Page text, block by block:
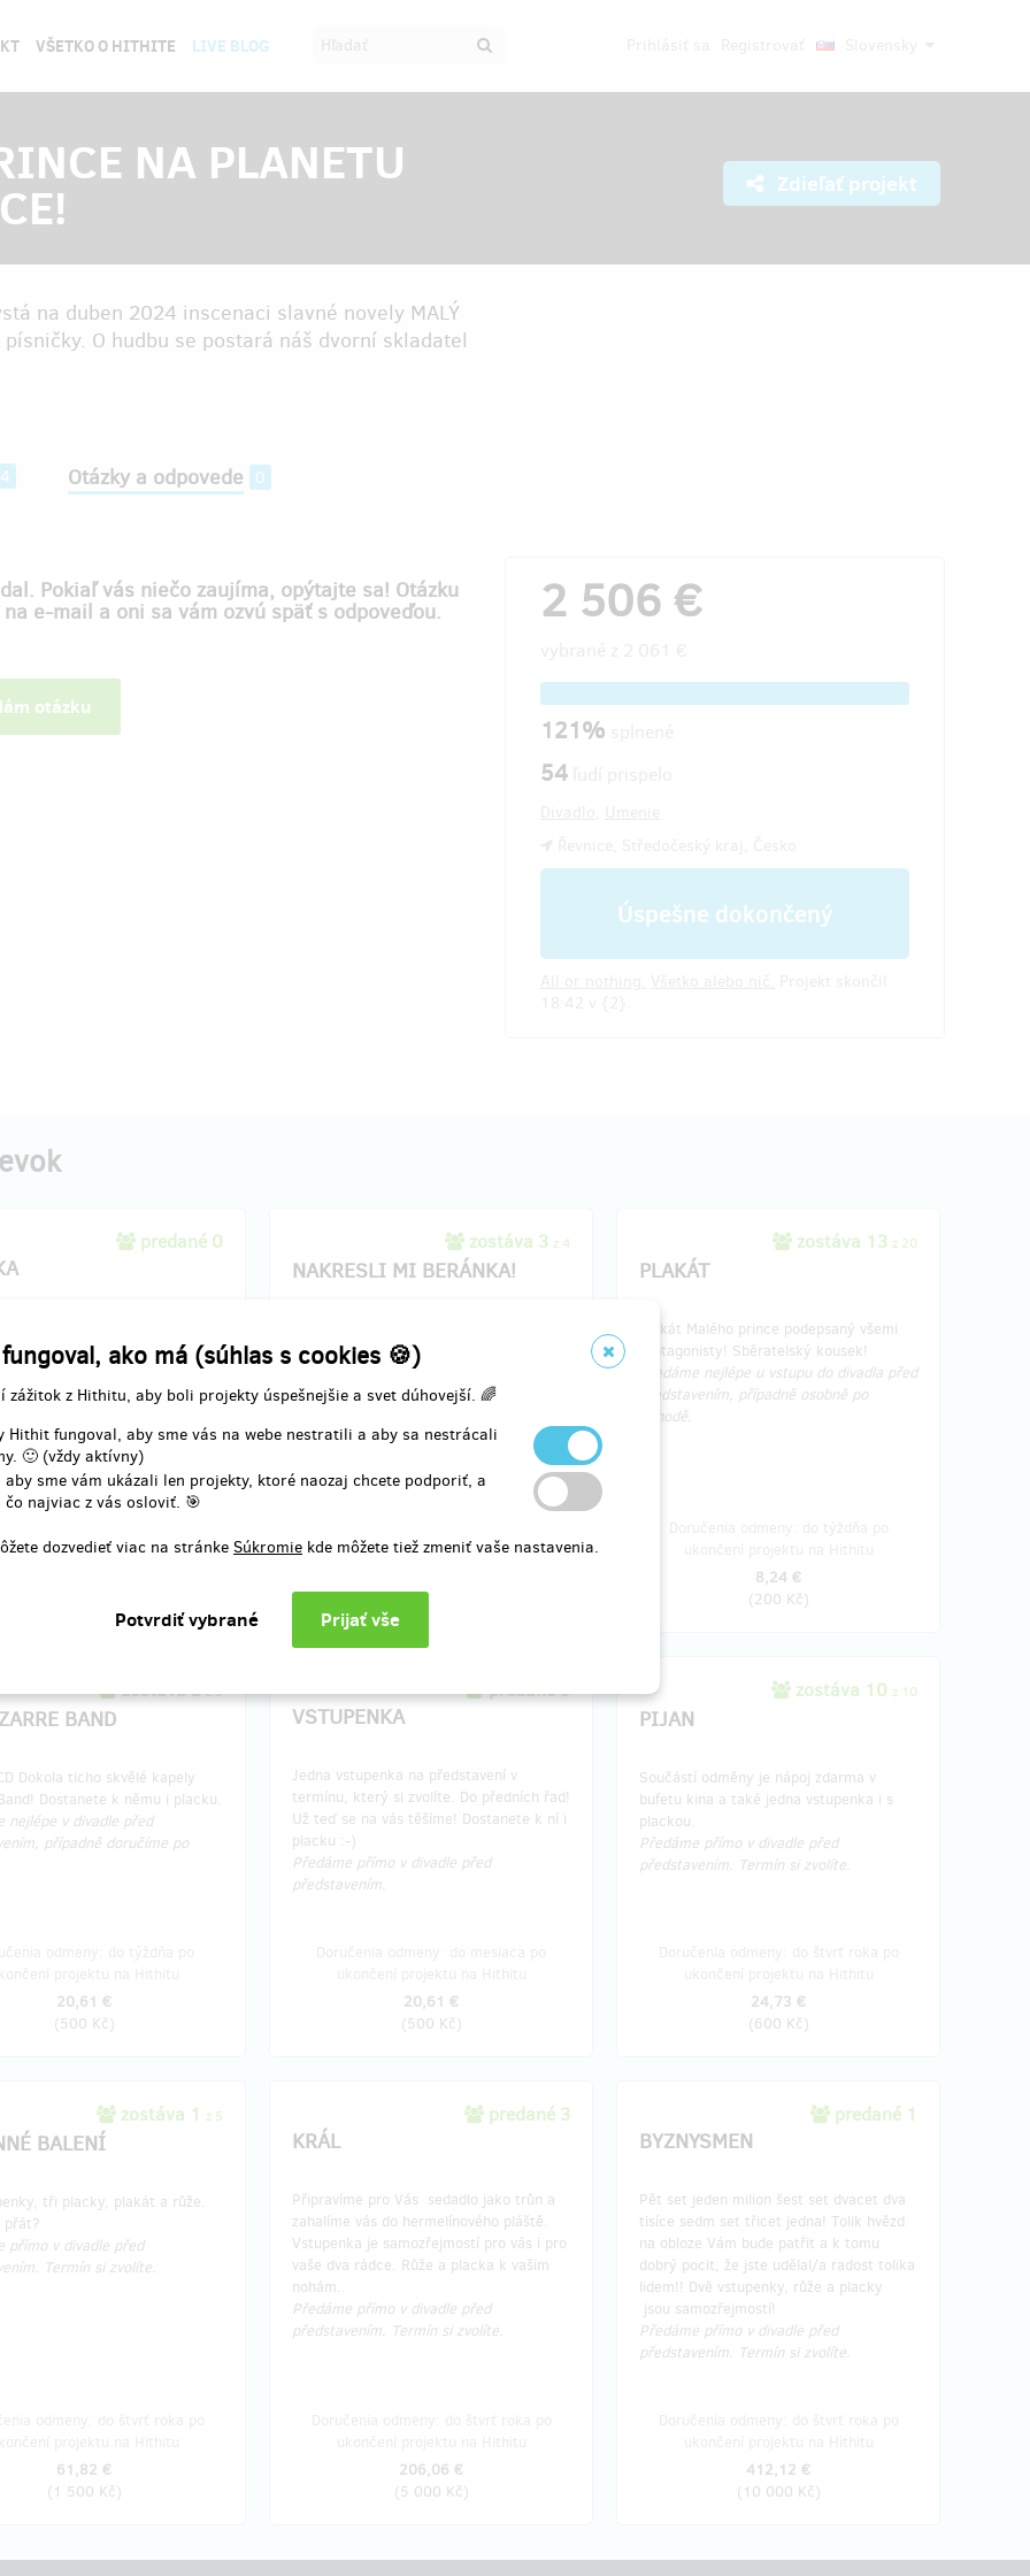
ako má (súhlas s cookies 🍪)
zážitok z Hithitu, aby boli projekty úspešnejšie a svet dúhovejší. 🌈
fungoval, aby sme vás na webe nestratili a aby sa nestrácali
🙂 (vždy aktívny)
sme vám ukázali len projekty, ktoré naozaj chcete podporiť, a
najviac z vás osloviť. 🎯
dozvedieť viac na stránke Súkromie kde môžete tiež zmeniť vaše nastavenia.
VŠETKO O HITHITE LIVE BLOG
NA PLANETU Zdieľať projekt
na duben 2024 inscenaci slavné novely MALÝ
O hudbu se postará náš dvorní skladatel
Otázky a odpovede 0
Pokiaľ vás niečo zaujíma, opýtajte sa! Otázku
e-mail a oni sa vám ozvú späť s odpoveďou.
otázku
2 506 €
121%
54
Úspešne dokončený
predané 0
připne si ji na klopu, na
klobouk. Jako příslušnost k
klanu!
představením :-). Nebo po
osobně.
projektu na Hithitu
zostáva 3 z 4
NAKRESLI MI BERÁNKA!
nakreslit beránka.. Nejen otevřeného a
zavřeného hroznýše.. Za pár korun
získáte originální dětskou kresbu.
představením, případně předáme osobně
ukončení projektu na Hithitu
150 Kč
zostáva 13 z 20
PLAKÁT
Plakát Malého prince podepsaný všemi
protagonisty! Sběratelský kousek!
Předáme nejlépe u vstupu do divadla před
představením, případně osobně po
dohodě.
8,24 €
(200 Kč)
zostáva 3z 5
BAND
Dokola ticho skvělé kapely
Dostanete k němu i placku.
nejlépe v divadle před
případně doručíme po
20,61 €
(500 Kč)
predané 9
VSTUPENKA
Jedna vstupenka na představení v
termínu, který si zvolíte. Do předních řad!
Už teď se na vás těšíme! Dostanete k ní i
placku :-)
Předáme přímo v divadle před
představením.
20,61 €
(500 Kč)
zostáva 10 z 10
PIJAN
Součástí odměny je nápoj zdarma v
bufetu kina a také jedna vstupenka i s
plackou.
Předáme přímo v divadle před
představením. Termín si zvolíte.
24,73 €
(600 Kč)
zostáva 1 z 5
BALENÍ
tři placky, plakát a růže.
přát?
přímo v divadle před
Termín si zvolíte.
61,82 €
(1 500 Kč)
predané 3
KRÁL
Připravíme pro Vás sedadlo jako trůn a
zahalíme vás do hermelínového pláště.
Vstupenka je samozřejmostí pro vás i pro
vaše dva rádce. Růže a placka k vašim
nohám..
Předáme přímo v divadle před
představením. Termín si zvolíte.
206,06 €
(5 000 Kč)
predané 1
BYZNYSMEN
Pět set jeden milion šest set dvacet dva
tisíce sedm set třicet jedna! Tolik hvězd
na obloze Vám bude patřit a k tomu
dobrý pocit, že jste udělal/a radost tolika
lidem!! Dvě vstupenky, růže a placky
jsou samozřejmostí!
Předáme přímo v divadle před
představením. Termín si zvolíte.
412,12 €
(10 000 Kč)